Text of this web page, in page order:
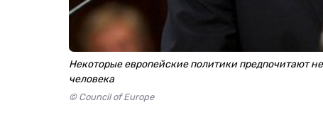
Некоторые европейские политики предпочитают
человека
© Council of Europe